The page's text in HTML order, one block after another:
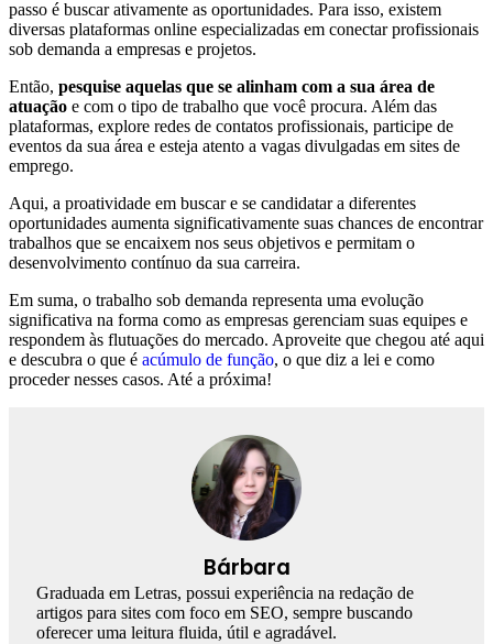
passo é buscar ativamente as oportunidades. Para isso, existem
diversas plataformas online especializadas em conectar profissionais
sob demanda a empresas e projetos.
Então, pesquise aquelas que se alinham com a sua área de
atuação e com o tipo de trabalho que você procura. Além das
plataformas, explore redes de contatos profissionais, participe de
eventos da sua área e esteja atento a vagas divulgadas em sites de
emprego.
Aqui, a proatividade em buscar e se candidatar a diferentes
oportunidades aumenta significativamente suas chances de encontrar
trabalhos que se encaixem nos seus objetivos e permitam o
desenvolvimento contínuo da sua carreira.
Em suma, o trabalho sob demanda representa uma evolução
significativa na forma como as empresas gerenciam suas equipes e
respondem às flutuações do mercado. Aproveite que chegou até aqui
e descubra o que é acúmulo de função, o que diz a lei e como
proceder nesses casos. Até a próxima!
Bárbara
Graduada em Letras, possui experiência na redação de
artigos para sites com foco em SEO, sempre buscando
oferecer uma leitura fluida, útil e agradável.